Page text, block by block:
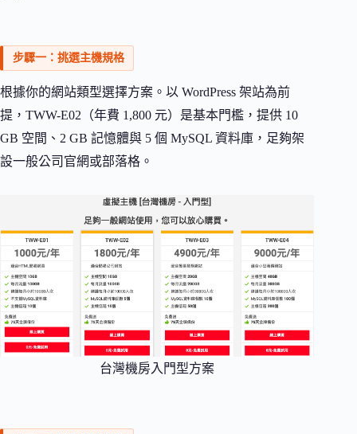
步驟一：挑選主機規格
根據你的網站類型選擇方案。以 WordPress 架站為前
提，TWW-E02（年費 1,800 元）是基本門檻，提供 10
GB 空間、2 GB 記憶體與 5 個 MySQL 資料庫，足夠架
設一般公司官網或部落格。
台灣機房入門型方案